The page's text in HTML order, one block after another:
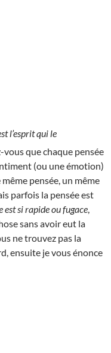
l’esprit qui le
vous que chaque pensée
(ou une émotion)
pensée, un même
parfois la pensée est
est si rapide ou fugace
sans avoir eut la
ne trouvez pas la
ensuite je vous énonce